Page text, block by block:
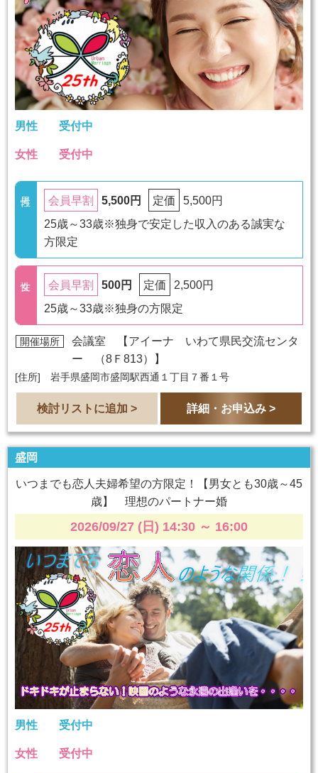
男性 受付中
女性 受付中
会員早割 5,500円 定価
5,500円
25歳～33歳※独身で安定した収入のある誠実な
方限定
会員早割 500円 定価
2,500円
25歳～33歳※独身の方限定
開催場所 会議室 【 アイーナ いわて県民交流センタ
ー （8Ｆ813）
】
[住所] 岩手県盛岡市盛岡駅西通１丁目７番１号
検討リストに追加 > 詳細・お申込み >
盛岡
いつまでも恋人夫婦希望の方限定！【男女とも30歳～45
歳】 理想のパートナー婚
2026/09/27 (日) 14:30 ～ 16:00
男性 受付中
女性 受付中